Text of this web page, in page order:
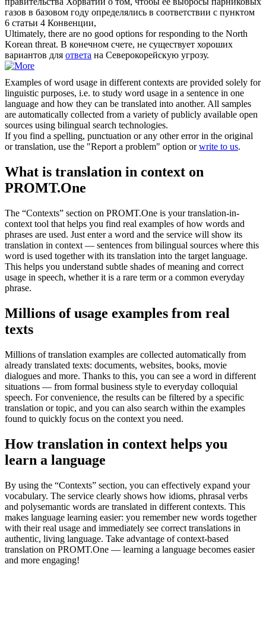
газов в базовом году определялись в соответствии с пунктом
6 статьи 4 Конвенции,
Ultimately, there are no good options forresponding to the North
Korean threat. В конечном счете, не существует хороших
вариантов для ответа на Северокорейскую угрозу.
Examples of word usage in different contexts are provided solely for
linguistic purposes, i.e. to study word usage in a sentence in one
language and how they can be translated into another. All samples
are automatically collected from a variety of publicly available open
sources using bilingual search technologies.
If you find a spelling, punctuation or any other error in the original
or translation, use the "Report a problem" option orwrite to us.
What is translation in context on
PROMT.One
The “Contexts” section on PROMT.One is your translation-in-
context tool that helps you find real examples of how words and
phrases are used. Just enter a word and the service will show its
translation in context — sentences from bilingual sources where this
word is used together with its translation into the target language.
This helps you understand subtle shades of meaning and correct
usage in speech, whether it is a rare term or a common everyday
phrase.
Millions of usage examples from real
texts
Millions of translation examples are collected automatically from
already translated texts: documents, websites, books, movie
dialogues and more. Thanks to this, you can see a word in different
situations — from formal business style to everyday colloquial
speech. For convenience, the results can be filtered by a specific
translation or topic, and you can also search within the examples
found to quickly focus on the context you need.
How translation in context helps you
learn a language
By using the “Contexts” section, you can effectively expand your
vocabulary. The service clearly shows how idioms, phrasal verbs
and polysemantic words are translated in different contexts. This
makes language learning easier: you remember new words together
with their real usage and immediately see correct translations in
authentic, living language. Take advantage of context-based
translation on PROMT.One — learning a language becomes easier
and more engaging!